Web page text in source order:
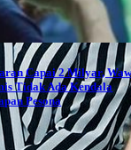
Capai 2 Milyar,
Tidak Ada Kendala
Pesona